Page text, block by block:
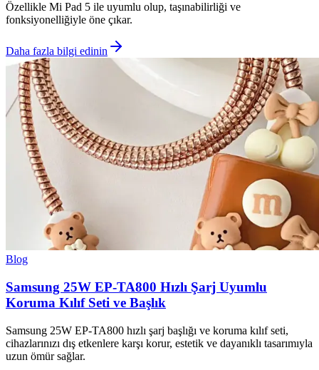
Özellikle Mi Pad 5 ile uyumlu olup, taşınabilirliği ve
fonksiyonelliğiyle öne çıkar.
Daha fazla bilgi edinin
Blog
Samsung 25W EP-TA800 Hızlı Şarj Uyumlu
Koruma Kılıf Seti ve Başlık
Samsung 25W EP-TA800 hızlı şarj başlığı ve koruma kılıf seti,
cihazlarınızı dış etkenlere karşı korur, estetik ve dayanıklı tasarımıyla
uzun ömür sağlar.